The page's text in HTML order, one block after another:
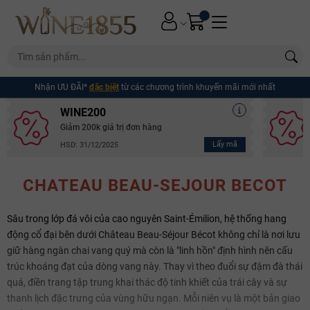
Nhận ƯU ĐÃI* đặc biệt từ các chương trình khuyến mãi mới nhất
WINE200
Giảm 200k giá trị đơn hàng
HSD: 31/12/2025 Lấy mã
CHATEAU BEAU-SEJOUR BECOT
Sâu trong lớp đá vôi của cao nguyên Saint-Émilion, hệ thống hang
động cổ đại bên dưới Château Beau-Séjour Bécot không chỉ là nơi lưu
giữ hàng ngàn chai vang quý mà còn là "linh hồn" định hình nên cấu
trúc khoáng đạt của dòng vang này. Thay vì theo đuổi sự đậm đà thái
quá, điền trang tập trung khai thác độ tinh khiết của trái cây và sự
thanh lịch đặc trưng của vùng hữu ngạn. Mỗi niên vụ là một bản giao